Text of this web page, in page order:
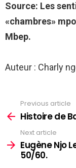
Source: Les
«chambres»
Mbep.
Auteur : Charly
more
Previous article
Histoire de
Next article
Eugène Njo
50/60.